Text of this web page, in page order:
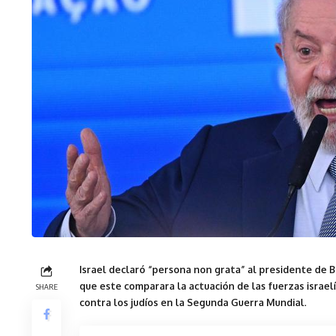
SHARE
Israel declaró “persona non grata” al presidente de
que este comparara la actuación de las fuerzas
contra los judíos en la Segunda Guerra Mundial.